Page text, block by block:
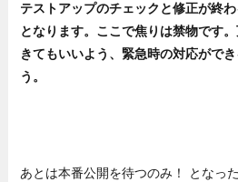
テストアップのチェックと修正が終
となります。ここで焦りは禁物です
きてもいいよう、緊急時の対応がで
う。
あとは本番公開を待つのみ！ となっ